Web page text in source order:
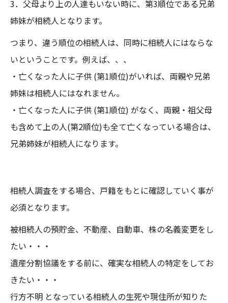
3．父母より上の人達もいない時に、第3順位である兄弟
姉妹が相続人となります。
つまり、違う順位の相続人は、同時に相続人にはならな
いということです。例えば、、、
・亡くなった人に子供 (第1順位)がいれば、両親や兄弟
姉妹は相続人にはなれません。
・亡くなった人に子供 (第1順位) がなく、両親・祖父母
も含めて上の人(第2順位)も全て亡くなっている場合は、
兄弟姉妹が相続人になります。
相続人調査をする場合、戸籍をもとに確認していく事が
必須となります。
被相続人の預貯金、不動産、自動車、株の名義変更をし
たい・・・
遺産分割協議をする前に、確実な相続人の特定をしてお
きたい・・・
行方不明 となっている相続人の生死や現住所が知りた